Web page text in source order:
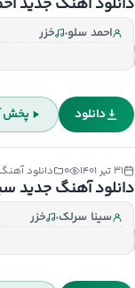
احمد سلو خزر
دانلود پخش
۳۱ تیر ۱۴۰۱ ۰ دانلود
دانلود آهنگ جدید
سینا سرلک خزر